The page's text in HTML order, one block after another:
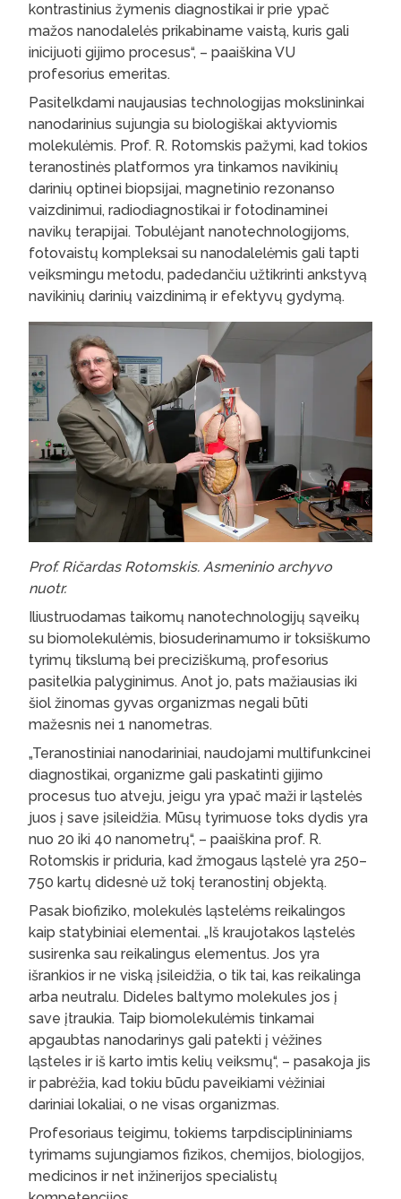
kontrastinius žymenis diagnostikai ir prie ypač
mažos nanodalelės prikabiname vaistą, kuris gali
inicijuoti gijimo procesus“, – paaiškina VU
profesorius emeritas.
Pasitelkdami naujausias technologijas mokslininkai
nanodarinius sujungia su biologiškai aktyviomis
molekulėmis. Prof. R. Rotomskis pažymi, kad tokios
teranostinės platformos yra tinkamos navikinių
darinių optinei biopsijai, magnetinio rezonanso
vaizdinimui, radiodiagnostikai ir fotodinaminei
navikų terapijai. Tobulėjant nanotechnologijoms,
fotovaistų kompleksai su nanodalelėmis gali tapti
veiksmingu metodu, padedančiu užtikrinti ankstyvą
navikinių darinių vaizdinimą ir efektyvų gydymą.
Prof. Ričardas Rotomskis. Asmeninio archyvo
nuotr.
Iliustruodamas taikomų nanotechnologijų sąveikų
su biomolekulėmis, biosuderinamumo ir toksiškumo
tyrimų tikslumą bei preciziškumą, profesorius
pasitelkia palyginimus. Anot jo, pats mažiausias iki
šiol žinomas gyvas organizmas negali būti
mažesnis nei 1 nanometras.
„Teranostiniai nanodariniai, naudojami multifunkcinei
diagnostikai, organizme gali paskatinti gijimo
procesus tuo atveju, jeigu yra ypač maži ir ląstelės
juos į save įsileidžia. Mūsų tyrimuose toks dydis yra
nuo 20 iki 40 nanometrų“, – paaiškina prof. R.
Rotomskis ir priduria, kad žmogaus ląstelė yra 250–
750 kartų didesnė už tokį teranostinį objektą.
Pasak biofiziko, molekulės ląstelėms reikalingos
kaip statybiniai elementai. „Iš kraujotakos ląstelės
susirenka sau reikalingus elementus. Jos yra
išrankios ir ne viską įsileidžia, o tik tai, kas reikalinga
arba neutralu. Dideles baltymo molekules jos į
save įtraukia. Taip biomolekulėmis tinkamai
apgaubtas nanodarinys gali patekti į vėžines
ląsteles ir iš karto imtis kelių veiksmų“, – pasakoja jis
ir pabrėžia, kad tokiu būdu paveikiami vėžiniai
dariniai lokaliai, o ne visas organizmas.
Profesoriaus teigimu, tokiems tarpdisciplininiams
tyrimams sujungiamos fizikos, chemijos, biologijos,
medicinos ir net inžinerijos specialistų